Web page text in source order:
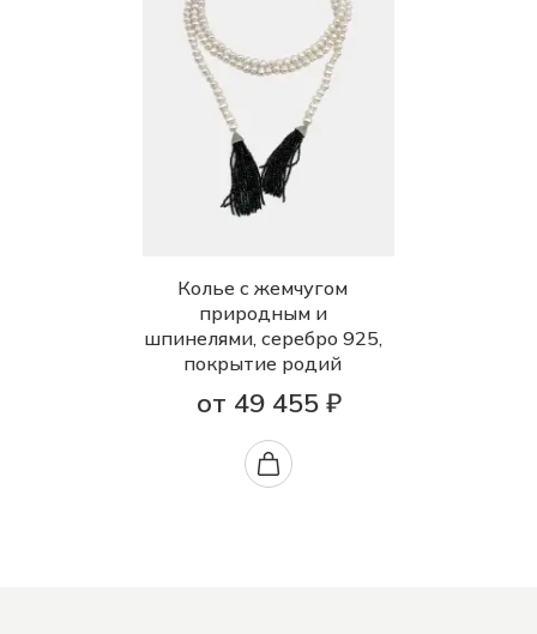
Колье с жемчугом
природным и
шпинелями, серебро 925,
покрытие родий
от 49 455 ₽